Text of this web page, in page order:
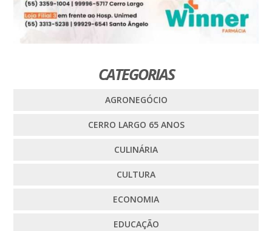
CATEGORIAS
AGRONEGÓCIO
CERRO LARGO 65 ANOS
CULINÁRIA
CULTURA
ECONOMIA
EDUCAÇÃO